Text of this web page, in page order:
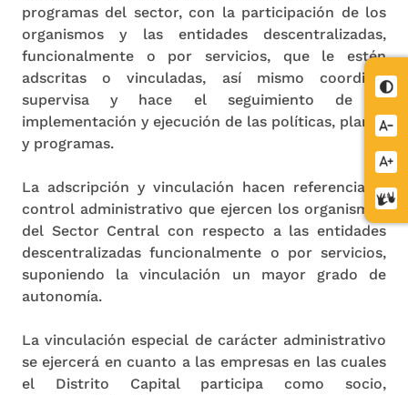
letra
letra
de
programas del sector, con la participación de los
organismos y las entidades descentralizadas,
funcionalmente o por servicios, que le estén
adscritas o vinculadas, así mismo coordina,
supervisa y hace el seguimiento de la
implementación y ejecución de las políticas, planes
y programas.
La adscripción y vinculación hacen referencia al
control administrativo que ejercen los organismos
del Sector Central con respecto a las entidades
descentralizadas funcionalmente o por servicios,
suponiendo la vinculación un mayor grado de
autonomía.
La vinculación especial de carácter administrativo
se ejercerá en cuanto a las empresas en las cuales
el Distrito Capital participa como socio,